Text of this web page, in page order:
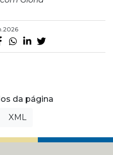
da página
XML